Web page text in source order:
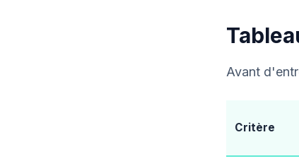
Avant
Critère